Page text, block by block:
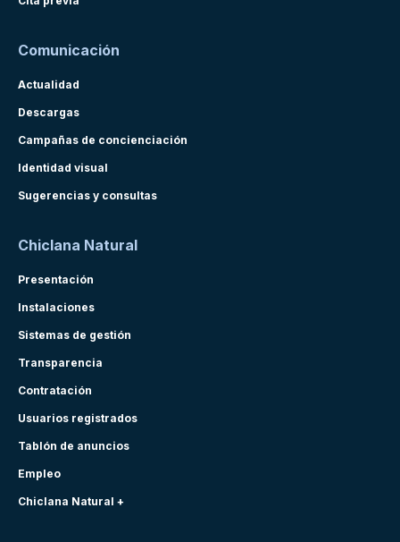
Comunicación
Actualidad
Descargas
Campañas de concienciación
Identidad visual
Sugerencias y consultas
Chiclana Natural
Presentación
Instalaciones
Sistemas de gestión
Transparencia
Contratación
Usuarios registrados
Tablón de anuncios
Empleo
Chiclana Natural +